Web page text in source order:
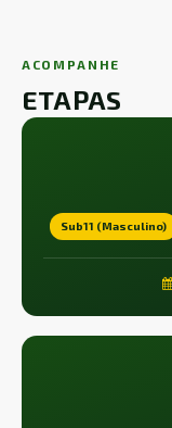
ACOMPANHE
ETAPAS
Sub11 (Masculino)